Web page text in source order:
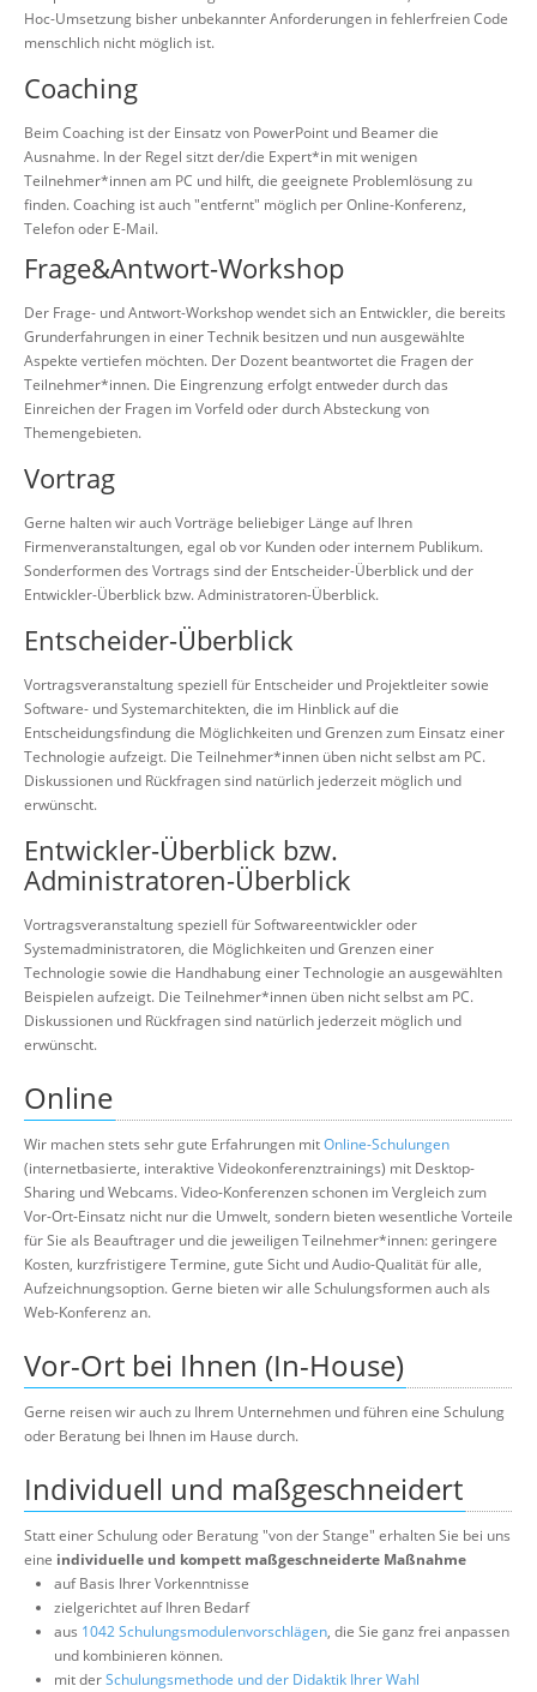
Hoc-Umsetzung bisher unbekannter Anforderungen in fehlerfreien Code
menschlich nicht möglich ist.
Coaching
Beim Coaching ist der Einsatz von PowerPoint und Beamer die
Ausnahme. In der Regel sitzt der/die Expert*in mit wenigen
Teilnehmer*innen am PC und hilft, die geeignete Problemlösung zu
finden. Coaching ist auch "entfernt" möglich per Online-Konferenz,
Telefon oder E-Mail.
Frage&Antwort-Workshop
Der Frage- und Antwort-Workshop wendet sich an Entwickler, die bereits
Grunderfahrungen in einer Technik besitzen und nun ausgewählte
Aspekte vertiefen möchten. Der Dozent beantwortet die Fragen der
Teilnehmer*innen. Die Eingrenzung erfolgt entweder durch das
Einreichen der Fragen im Vorfeld oder durch Absteckung von
Themengebieten.
Vortrag
Gerne halten wir auch Vorträge beliebiger Länge auf Ihren
Firmenveranstaltungen, egal ob vor Kunden oder internem Publikum.
Sonderformen des Vortrags sind der Entscheider-Überblick und der
Entwickler-Überblick bzw. Administratoren-Überblick.
Entscheider-Überblick
Vortragsveranstaltung speziell für Entscheider und Projektleiter sowie
Software- und Systemarchitekten, die im Hinblick auf die
Entscheidungsfindung die Möglichkeiten und Grenzen zum Einsatz einer
Technologie aufzeigt. Die Teilnehmer*innen üben nicht selbst am PC.
Diskussionen und Rückfragen sind natürlich jederzeit möglich und
erwünscht.
Entwickler-Überblick bzw.
Administratoren-Überblick
Vortragsveranstaltung speziell für Softwareentwickler oder
Systemadministratoren, die Möglichkeiten und Grenzen einer
Technologie sowie die Handhabung einer Technologie an ausgewählten
Beispielen aufzeigt. Die Teilnehmer*innen üben nicht selbst am PC.
Diskussionen und Rückfragen sind natürlich jederzeit möglich und
erwünscht.
Online
Wir machen stets sehr gute Erfahrungen mitOnline-Schulungen
(internetbasierte, interaktive Videokonferenztrainings) mit Desktop-
Sharing und Webcams. Video-Konferenzen schonen im Vergleich zum
Vor-Ort-Einsatz nicht nur die Umwelt, sondern bieten wesentliche Vorteile
für Sie als Beauftrager und die jeweiligen Teilnehmer*innen: geringere
Kosten, kurzfristigere Termine, gute Sicht und Audio-Qualität für alle,
Aufzeichnungsoption. Gerne bieten wir alle Schulungsformen auch als
Web-Konferenz an.
Vor-Ort bei Ihnen (In-House)
Gerne reisen wir auch zu Ihrem Unternehmen und führen eine Schulung
oder Beratung bei Ihnen im Hause durch.
Individuell und maßgeschneidert
Statt einer Schulung oder Beratung "von der Stange" erhalten Sie bei uns
eine individuelle und kompett maßgeschneiderte Maßnahme
auf Basis Ihrer Vorkenntnisse
zielgerichtet auf Ihren Bedarf
aus 1042 Schulungsmodulenvorschlägen, die Sie ganz frei anpassen
und kombinieren können.
mit derSchulungsmethode und der Didaktik Ihrer Wahl